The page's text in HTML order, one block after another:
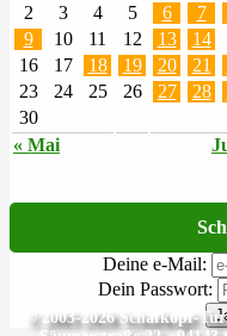
« Mai
2
3 4 5 6 7
9
10 11 12 13 14
16
17 18 19 20 21
23
24 25 26 27 28
30
Deine e-Mail:
Dein Passwort:
© 2003-2026 Schafkopf-